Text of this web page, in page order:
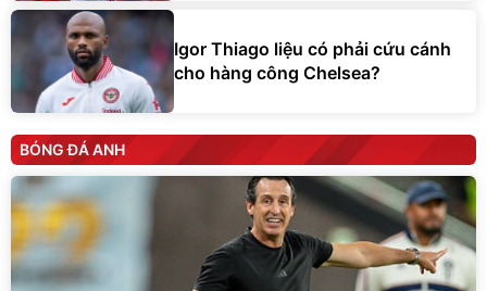
Igor Thiago liệu có phải cứu cánh
cho hàng công Chelsea?
BÓNG ĐÁ ANH